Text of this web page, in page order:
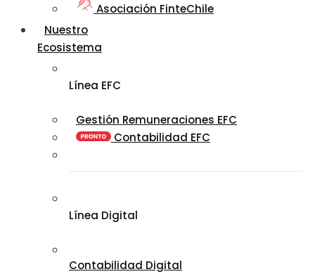
Asociación FinteChile
Nuestro
Ecosistema
Línea EFC
Gestión Remuneraciones EFC
Contabilidad EFC
Línea Digital
Contabilidad Digital